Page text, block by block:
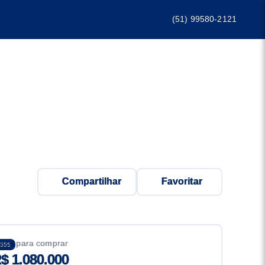
(51) 99580-2121
Compartilhar Favoritar
para comprar
1.080.000